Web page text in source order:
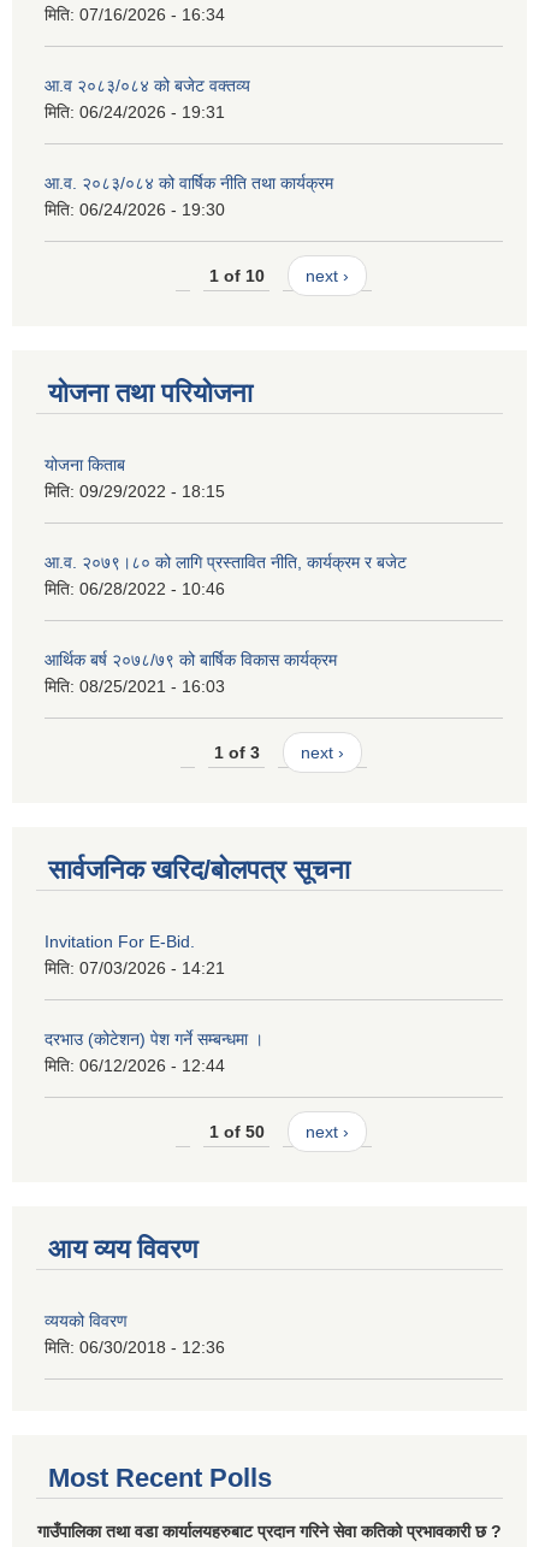
मिति: 07/16/2026 - 16:34
आ.व २०८३/०८४ को बजेट वक्तव्य
मिति: 06/24/2026 - 19:31
आ.व. २०८३/०८४ को वार्षिक नीति तथा कार्यक्रम
मिति: 06/24/2026 - 19:30
1 of 10 next ›
योजना तथा परियोजना
योजना किताब
मिति: 09/29/2022 - 18:15
आ.व. २०७९।८० को लागि प्रस्तावित नीति, कार्यक्रम र बजेट
मिति: 06/28/2022 - 10:46
आर्थिक बर्ष २०७८/७९ को बार्षिक विकास कार्यक्रम
मिति: 08/25/2021 - 16:03
1 of 3 next ›
सार्वजनिक खरिद/बोलपत्र सूचना
Invitation For E-Bid.
मिति: 07/03/2026 - 14:21
दरभाउ (कोटेशन) पेश गर्ने सम्बन्धमा ।
मिति: 06/12/2026 - 12:44
1 of 50 next ›
आय व्यय विवरण
व्ययको विवरण
मिति: 06/30/2018 - 12:36
Most Recent Polls
गाउँपालिका तथा वडा कार्यालयहरुबाट प्रदान गरिने सेवा कतिको प्रभावकारी छ ?